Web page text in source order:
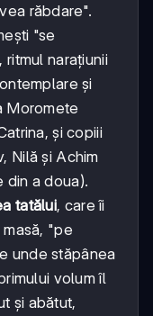
răbdare".
"se
narațiunii
și
Moromete
și copiii
Nilă și Achim
din a doua).
tatălui, care îi
"pe
unde stăpânea
volum îl
și abătut,